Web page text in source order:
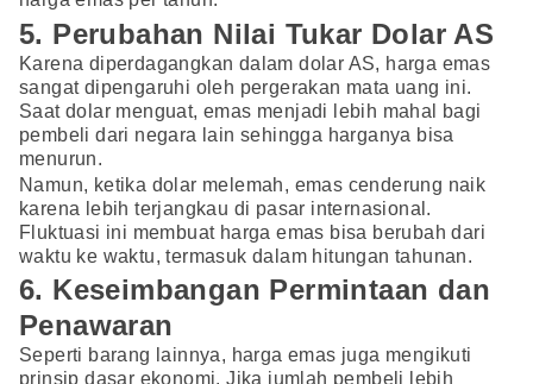
5. Perubahan Nilai Tukar Dolar AS
Karena diperdagangkan dalam dolar AS, harga emas
sangat dipengaruhi oleh pergerakan mata uang ini.
Saat dolar menguat, emas menjadi lebih mahal bagi
pembeli dari negara lain sehingga harganya bisa
menurun.
Namun, ketika dolar melemah, emas cenderung naik
karena lebih terjangkau di pasar internasional.
Fluktuasi ini membuat harga emas bisa berubah dari
waktu ke waktu, termasuk dalam hitungan tahunan.
6. Keseimbangan Permintaan dan
Penawaran
Seperti barang lainnya, harga emas juga mengikuti
prinsip dasar ekonomi. Jika jumlah pembeli lebih